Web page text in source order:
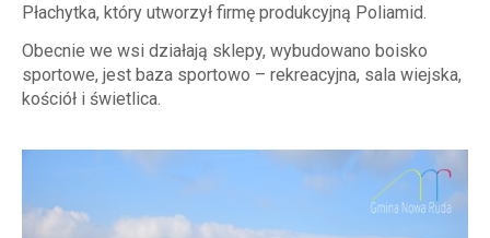
Płachytka, który utworzył firmę produkcyjną Poliamid.
Obecnie we wsi działają sklepy, wybudowano boisko
sportowe, jest baza sportowo – rekreacyjna, sala wiejska,
kościół i świetlica.